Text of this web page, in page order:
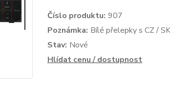
Číslo produktu: 907
Poznámka: Bílé přelepky s CZ /
Stav: Nové
Hlídat cenu / dostupnost